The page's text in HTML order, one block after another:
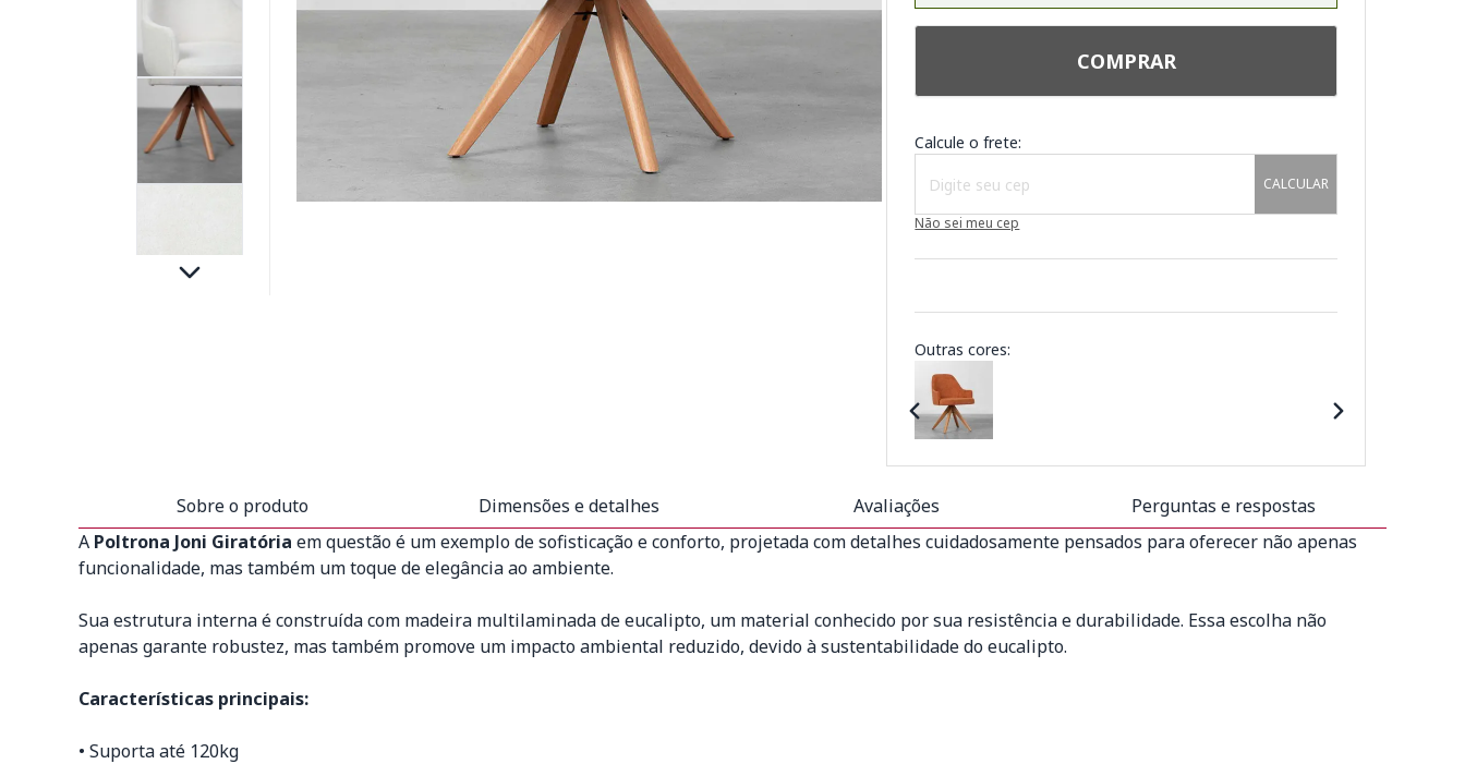
COMPRAR
Calcule o frete:
CALCULAR
Não sei meu cep
Outras cores:
Sobre o produto Dimensões e detalhes Avaliações
Perguntas e respostas
A Poltrona Joni Giratória em questão é um exemplo de sofisticação e conforto, projetada com detalhes cuidadosamente pensados para oferecer não apenas
funcionalidade, mas também um toque de elegância ao ambiente.
Sua estrutura interna é construída com madeira multilaminada de eucalipto, um material conhecido por sua resistência e durabilidade. Essa escolha não
apenas garante robustez, mas também promove um impacto ambiental reduzido, devido à sustentabilidade do eucalipto.
Características principais:
• Suporta até 120kg